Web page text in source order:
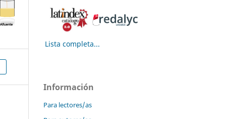
Lista completa...
Información
Para lectores/as